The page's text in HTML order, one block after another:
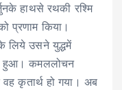
हाथसे रथकी रश्मि
प्रणाम किया।
लिये उसने युद्धमें
हुआ। कमललोचन
कृतार्थ हो गया। अब